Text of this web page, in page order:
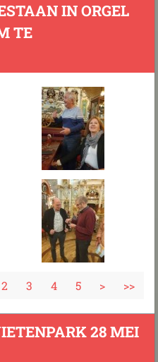
IN ORGEL
TE
2 3 4 5 > >>
28 MEI